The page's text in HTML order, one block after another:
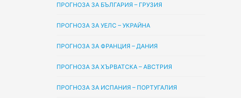
ПРОГНОЗА ЗА БЪЛГАРИЯ – ГРУЗИЯ
ПРОГНОЗА ЗА УЕЛС – УКРАЙНА
ПРОГНОЗА ЗА ФРАНЦИЯ – ДАНИЯ
ПРОГНОЗА ЗА ХЪРВАТСКА – АВСТРИЯ
ПРОГНОЗА ЗА ИСПАНИЯ – ПОРТУГАЛИЯ